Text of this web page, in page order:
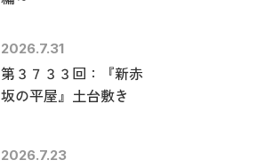
2026.7.31
第３７３３回：『新赤
坂の平屋』土台敷き
2026.7.23